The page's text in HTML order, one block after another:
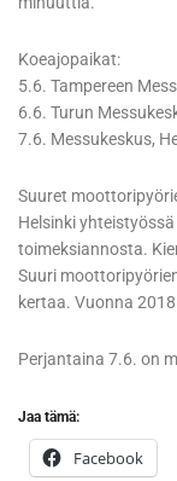
Koeajopaikat:
5.6. Tampereen
6.6. Turun
7.6. Messukeskus,
Suuret
Helsinki
toimeksiannosta.
Suuri
kertaa. Vuonna
Perjantaina 7.6. on
Jaa tämä:
Facebook